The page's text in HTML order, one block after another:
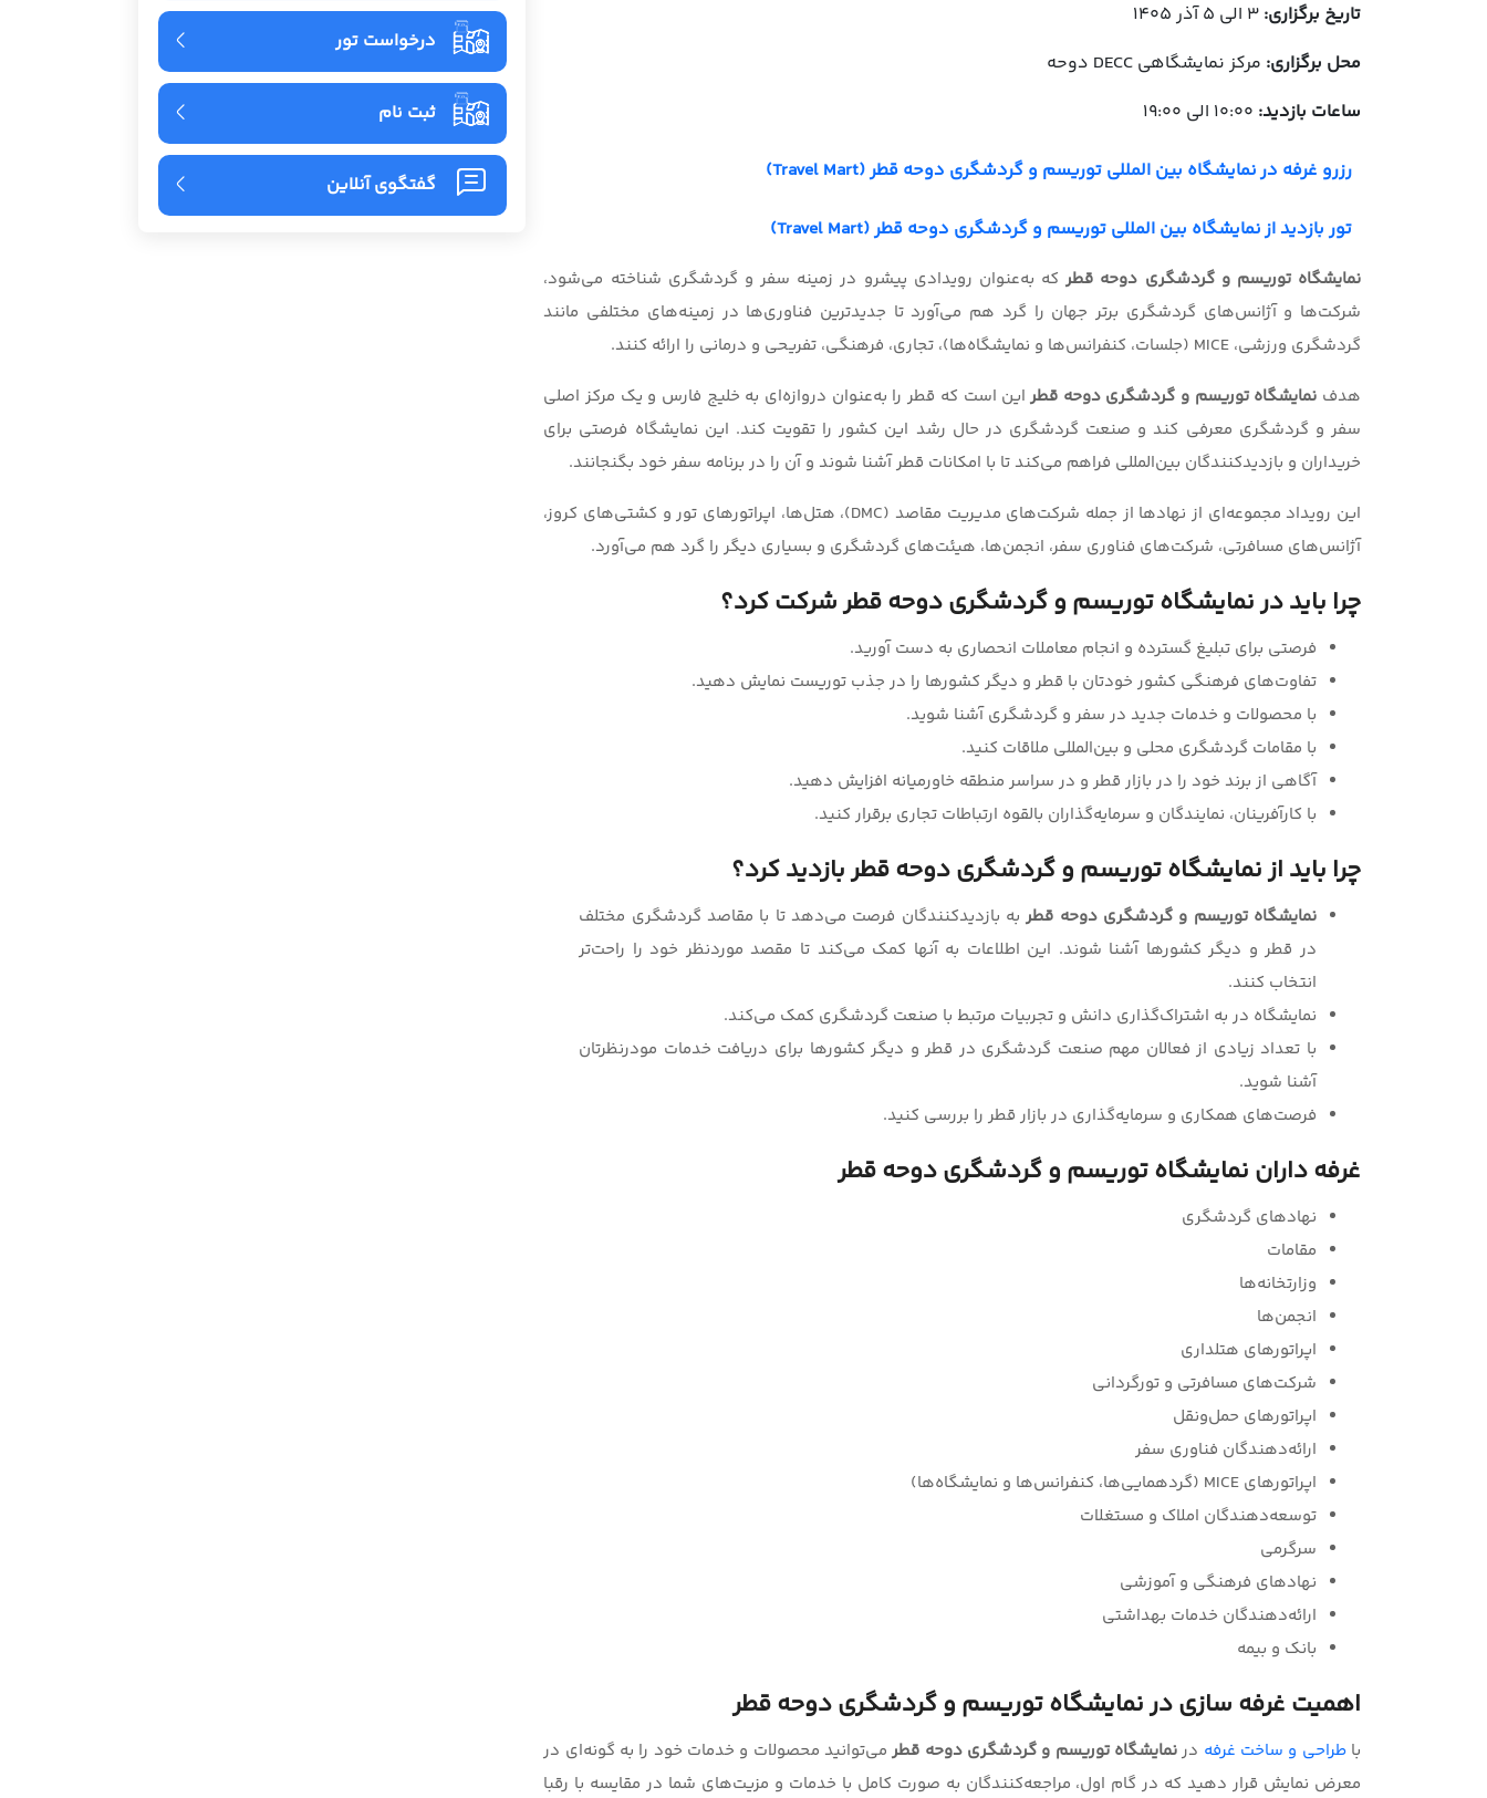
تاریخ برگزاری:
محل برگزاری: مرکز نمایشگاهی DECC دوحه
ساعات بازدید:
رزرو غرفه در نمایشگاه بین المللی توریسم و گردشگری دوحه قطر (Travel Mart)
تور بازدید از نمایشگاه بین المللی توریسم و گردشگری دوحه قطر (Travel Mart)
نمایشگاه توریسم و گردشگری دوحه قطر که به‌عنوان رویدادی پیشرو در زمینه‌ سفر و گردشگری شناخته می‌شود،
شرکت‌ها و آژانس‌های گردشگری برتر جهان را گرد هم می‌آورد تا جدیدترین فناوری‌ها در زمینه‌های مختلفی مانند
گردشگری ورزشی، MICE (جلسات، کنفرانس‌ها و نمایشگاه‌ها)، تجاری، فرهنگی، تفریحی و درمانی را ارائه کنند.
هدف نمایشگاه توریسم و گردشگری دوحه قطر این است که قطر را به‌عنوان دروازه‌ای به خلیج فارس و یک مرکز اصلی
سفر و گردشگری معرفی کند و صنعت گردشگری در حال رشد این کشور را تقویت کند. این نمایشگاه فرصتی برای
خریداران و بازدیدکنندگان بین‌المللی فراهم می‌کند تا با امکانات قطر آشنا شوند و آن را در برنامه سفر خود بگنجانند.
این رویداد مجموعه‌ای از نهادها از جمله شرکت‌های مدیریت مقاصد (DMC)، هتل‌ها، اپراتورهای تور و کشتی‌های کروز،
آژانس‌های مسافرتی، شرکت‌های فناوری سفر، انجمن‌ها، هیئت‌های گردشگری و بسیاری دیگر را گرد هم می‌آورد.
چرا باید در نمایشگاه توریسم و گردشگری دوحه قطر شرکت کرد؟
فرصتی برای تبلیغ گسترده و انجام معاملات انحصاری به دست آورید.
تفاوت‌های فرهنگی کشور خودتان با قطر و دیگر کشورها را در جذب توریست نمایش دهید.
با محصولات و خدمات جدید در سفر و گردشگری آشنا شوید.
با مقامات گردشگری محلی و بین‌المللی ملاقات کنید.
آگاهی از برند خود را در بازار قطر و در سراسر منطقه خاورمیانه افزایش دهید.
با کارآفرینان، نمایندگان و سرمایه‌گذاران بالقوه ارتباطات تجاری برقرار کنید.
چرا باید از نمایشگاه توریسم و گردشگری دوحه قطر بازدید کرد؟
نمایشگاه توریسم و گردشگری دوحه قطربه بازدیدکنندگان فرصت می‌دهد تا با مقاصد گردشگری مختلف
در قطر و دیگر کشورها آشنا شوند. این اطلاعات به آ‌نها کمک می‌کند تا مقصد موردنظر خود را راحت‌تر
انتخاب کنند.
نمایشگاه در به اشتراک‌گذاری دانش و تجربیات مرتبط با صنعت گردشگری کمک می‌کند.
با تعداد زیادی از فعالان مهم صنعت گردشگری در قطر و دیگر کشورها برای دریافت خدمات مودرنظرتان
آشنا شوید.
فرصت‌های همکاری و سرمایه‌گذاری در بازار قطر را بررسی کنید.
غرفه داران نمایشگاه توریسم و گردشگری دوحه قطر
نهادهای گردشگری
مقامات
وزارتخانه‌ها
انجمن‌ها
اپراتورهای هتلداری
شرکت‌های مسافرتی و تورگردانی
اپراتورهای حمل‌ونقل
ارائه‌دهندگان فناوری سفر
اپراتورهای MICE (گردهمایی‌ها، کنفرانس‌ها و نمایشگاه‌ها)
توسعه‌دهندگان املاک و مستغلات
سرگرمی
نهادهای فرهنگی و آموزشی
ارائه‌دهندگان خدمات بهداشتی
بانک و بیمه
اهمیت غرفه سازیدر نمایشگاه توریسم و گردشگری دوحه قطر
باطراحی و‌ ساخت غرفه درنمایشگاه توریسم و گردشگری دوحه قطرمی‌توانید محصولات و خدمات خود را به گونه‌ای در
معرض نمایش قرار دهید که در گام اول، مراجعه‌کنندگان به صورت کامل با خدمات و مزیت‌های شما در مقایسه با رقبا
درخواست تور
ثبت نام
گفتگوی آنلاین